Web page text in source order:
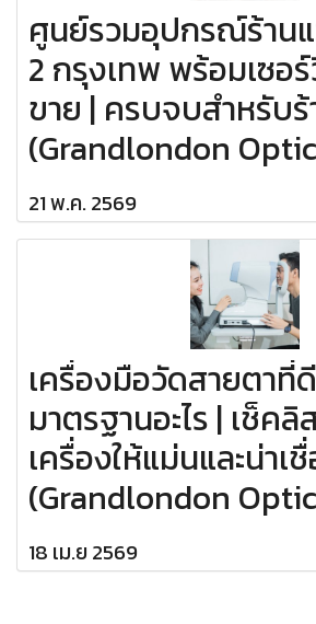
ศูนย์รวมอุปกรณ์ร้าน
2 กรุงเทพ พร้อมเซอ
ขาย | ครบจบสำหรับ
(Grandlondon
21 พ.ค. 2569
เครื่องมือวัดสายตาที่
มาตรฐานอะไร | เช็ค
เครื่องให้แม่นและน่าเ
(Grandlondon
18 เม.ย 2569